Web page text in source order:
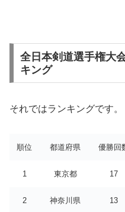
全日本剣道選手権大
キング
それではランキングです。
順位 都道府県 優勝回
1 東京都 17
2 神奈川県 13